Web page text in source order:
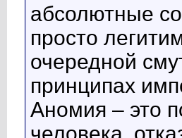
абсолютные
просто
очередной
принципах
Аномия – это